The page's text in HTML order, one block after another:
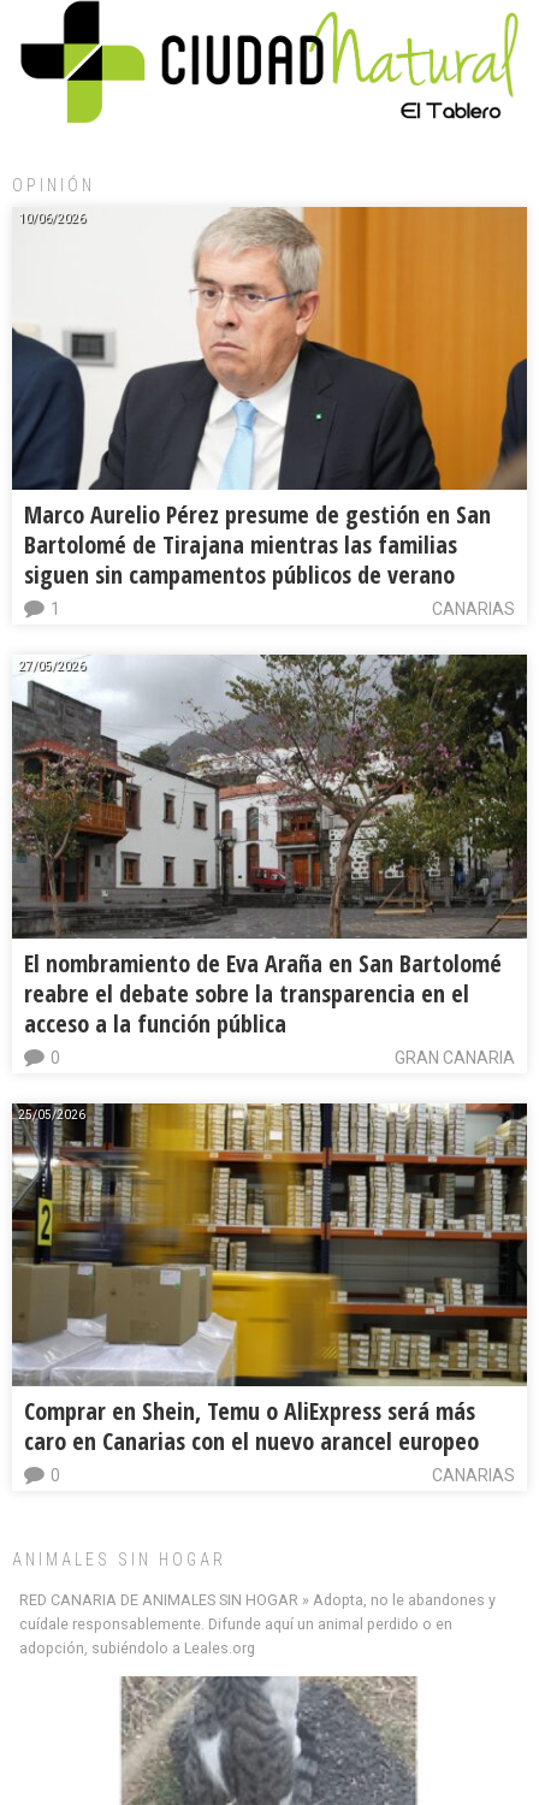
OPINIÓN
10/06/2026
Marco Aurelio Pérez presume de gestión en San
Bartolomé de Tirajana mientras las familias
siguen sin campamentos públicos de verano
CANARIAS
1
27/05/2026
El nombramiento de Eva Araña en San Bartolomé
reabre el debate sobre la transparencia en el
acceso a la función pública
GRAN CANARIA
0
25/05/2026
Comprar en Shein, Temu o AliExpress será más
caro en Canarias con el nuevo arancel europeo
CANARIAS
0
ANIMALES SIN HOGAR
RED CANARIA DE ANIMALES SIN HOGAR » Adopta, no le abandones y
cuídale responsablemente. Difunde aquí un animal perdido o en
adopción, subiéndolo a Leales.org